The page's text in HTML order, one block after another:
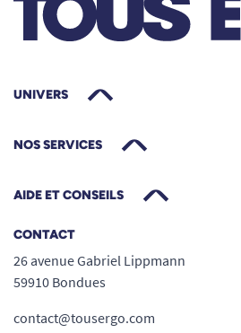
UNIVERS
NOS SERVICES
AIDE ET CONSEILS
CONTACT
26 avenue Gabriel Lippmann
59910 Bondues
contact@tousergo.com